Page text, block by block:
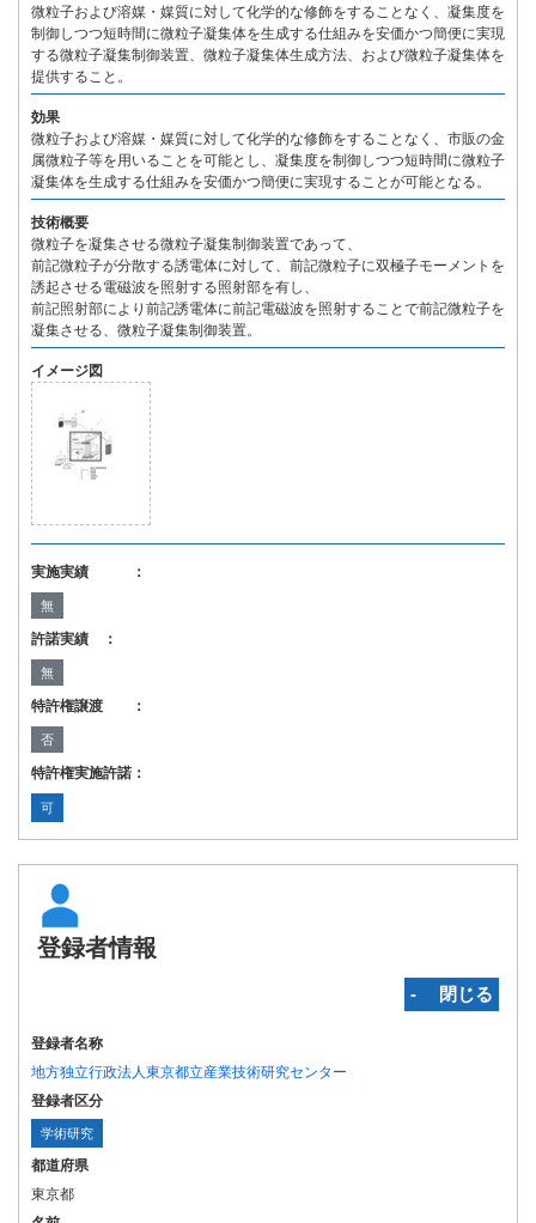
微粒子および溶媒・媒質に対して化学的な修飾をすることなく、凝集度を
制御しつつ短時間に微粒子凝集体を生成する仕組みを安価かつ簡便に実現
する微粒子凝集制御装置、微粒子凝集体生成方法、および微粒子凝集体を
提供すること。
効果
微粒子および溶媒・媒質に対して化学的な修飾をすることなく、市販の金
属微粒子等を用いることを可能とし、凝集度を制御しつつ短時間に微粒子
凝集体を生成する仕組みを安価かつ簡便に実現することが可能となる。
技術概要
微粒子を凝集させる微粒子凝集制御装置であって、
前記微粒子が分散する誘電体に対して、前記微粒子に双極子モーメントを
誘起させる電磁波を照射する照射部を有し、
前記照射部により前記誘電体に前記電磁波を照射することで前記微粒子を
凝集させる、微粒子凝集制御装置。
イメージ図
実施実績 ：
無
許諾実績 ：
無
特許権譲渡 ：
否
特許権実施許諾：
可
登録者情報
‐ 閉じる
登録者名称
地方独立行政法人東京都立産業技術研究センター
登録者区分
学術研究
都道府県
東京都